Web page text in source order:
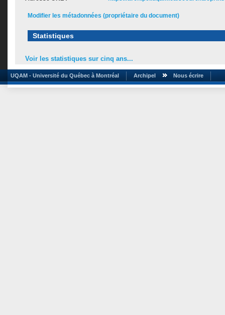
Modifier les métadonnées (propriétaire du document)
Statistiques
Voir les statistiques sur cinq ans...
UQAM - Université du Québec à Montréal Archipel Nous écrire